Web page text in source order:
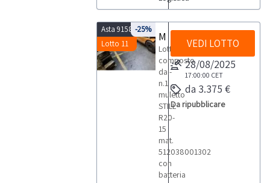
Asta 9158
Lotto 11
-25%
Lotto
composto
da:-
n.1
muletto
STILL
R20-
15
mat.
512038001302
con
batteria
VEDI LOTTO
28/08/2025
17:00:00 CET
da 3.375 €
Da ripubblicare